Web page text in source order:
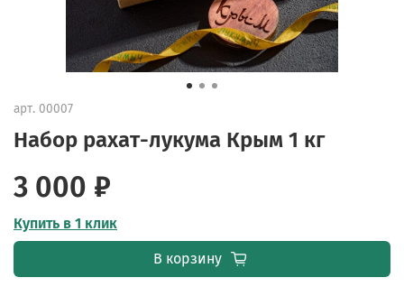
арт. 00007
Набор рахат-лукума Крым 1 кг
3 000 ₽
Купить в 1 клик
В корзину